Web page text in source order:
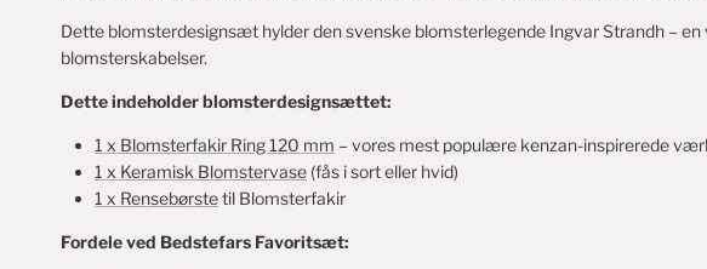
Dette blomsterdesignsæt hylder den svenske blomsterlegende Ingvar Strandh –
blomsterskabelser.
Dette indeholder blomsterdesignsættet:
1 x Blomsterfakir Ring 120 mm – vores mest populære kenzan-inspirerede
1 x Keramisk Blomstervase (fås i sort eller hvid)
1 x Rensebørstetil Blomsterfakir
Fordele ved Bedstefars Favoritsæt: